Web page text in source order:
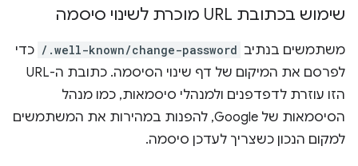
שימוש בכתובת URL מוכרת לשינוי סיסמה
משתמשים בנתיב /.well-known/change-password כדי
לפרסם את המיקום של דף שינוי הסיסמה. כתובת ה-URL
הזו עוזרת לדפדפנים ולמנהלי סיסמאות, כמו מנהל
הסיסמאות של Google, להפנות במהירות את המשתמשים
למקום הנכון כשצריך לעדכן סיסמה.